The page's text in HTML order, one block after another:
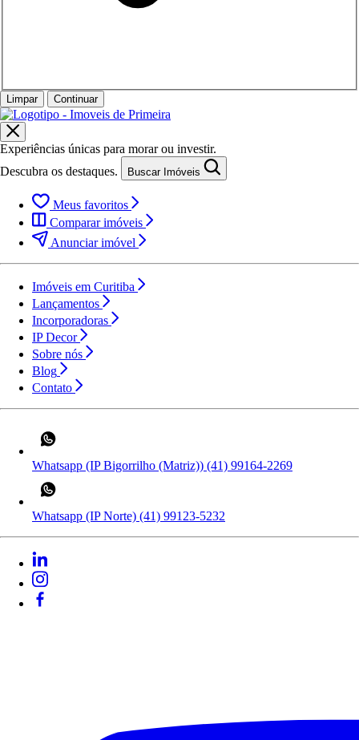
Limpar Continuar
Experiências únicas para morar ou investir.
Descubra os destaques.
Buscar Imóveis
Meus favoritos
Comparar imóveis
Anunciar imóvel
Imóveis em Curitiba
Lançamentos
Incorporadoras
IP Decor
Sobre nós
Blog
Contato
Whatsapp (IP Bigorrilho (Matriz)) (41) 99164-2269
Whatsapp (IP Norte) (41) 99123-5232